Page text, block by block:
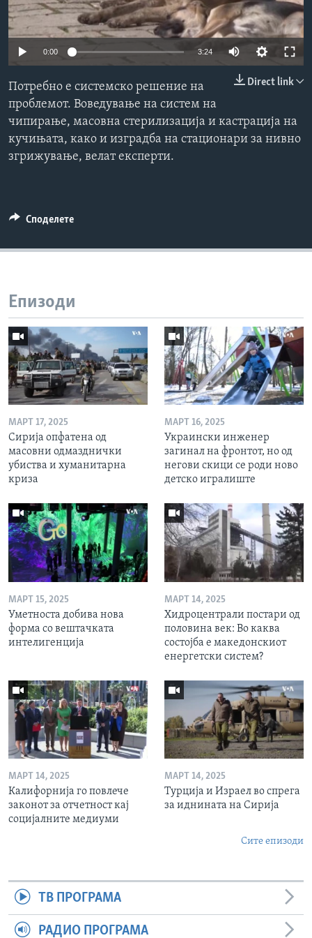
ИНТЕРВЈУА
Јазици
0:00 3:24
Direct link
Потребно е системско решение на
проблемот. Воведување на систем на
чипирање, масовна стерилизација и кастрација на
кучињата, како и изградба на стационари за нивно
згрижување, велат експерти.
Споделете
Епизоди
МАРТ 17, 2025
Сирија опфатена од
масовни одмазднички
убиства и хуманитарна
криза
МАРТ 16, 2025
Украински инженер
загинал на фронтот, но од
негови скици се роди ново
детско игралиште
МАРТ 15, 2025
Уметноста добива нова
форма со вештачката
интелигенција
МАРТ 14, 2025
Хидроцентрали постари од
половина век: Во каква
состојба е македонскиот
енергетски систем?
МАРТ 14, 2025
Калифорнија го повлече
законот за отчетност кај
социјалните медиуми
МАРТ 14, 2025
Турција и Израел во спрега
за иднината на Сирија
Сите епизоди
ТВ ПРОГРАМА
РАДИО ПРОГРАМА